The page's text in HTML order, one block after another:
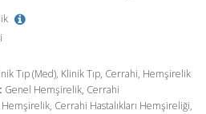
Tıp (Med), Klinik Tıp, Cerrahi, Hemşirelik
Genel Hemşirelik, Cerrahi
Hemşirelik, Cerrahi Hastalıkları Hemşireliği,